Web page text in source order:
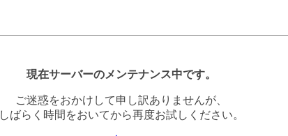
現在サーバーのメンテナンス中です。
ご迷惑をおかけして申し訳ありませんが、
しばらく時間をおいてから再度お試しください。